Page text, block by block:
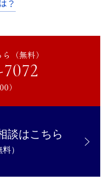
？
（無料）
）
談はこちら
）